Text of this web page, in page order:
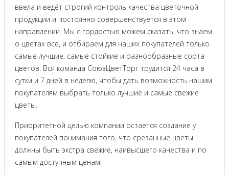
ввела и ведёт строгий контроль качества цветочной
продукции и постоянно совершенствуется в этом
направлении. Мы с гордостью можем сказать, что знаем
о цветах всё, и отбираем для наших покупателей только
самые лучшие, самые стойкие и разнообразные сорта
цветов. Вся команда СоюзЦветТорг трудится 24 часа в
сутки и 7 дней в неделю, чтобы дать возможность нашим
покупателям выбрать только лучшие и самые свежие
цветы.
Приоритетной целью компании остается создание у
покупателей понимания того, что срезанные цветы
должны быть экстра свежие, наивысшего качества и по
самым доступным ценам!